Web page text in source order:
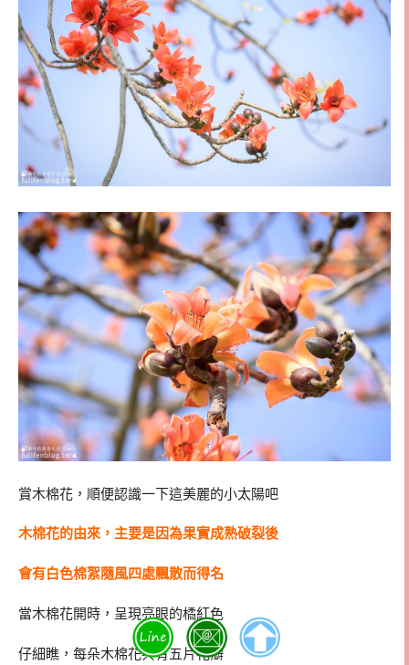
賞木棉花，順便認識一下這美麗的小太陽吧
木棉花的由來，主要是因為果實成熟破裂後
會有白色棉絮隨風四處飄散而得名
當木棉花開時，呈現亮眼的橘紅色
仔細瞧，每朵木棉花共有五片花瓣